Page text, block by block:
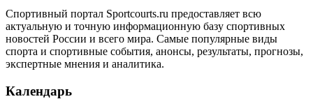
Спортивный портал Sportcourts.ru предоставляет всю
актуальную и точную информационную базу спортивных
новостей России и всего мира. Самые популярные виды
спорта и спортивные события, анонсы, результаты, прогнозы,
экспертные мнения и аналитика.
Календарь